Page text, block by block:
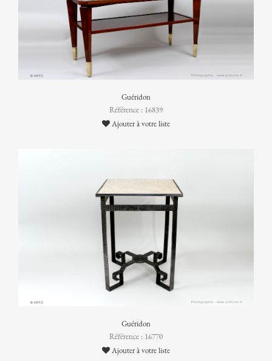
Guéridon
Référence : 16839
Ajouter à votre liste
Guéridon
Référence : 16770
Ajouter à votre liste